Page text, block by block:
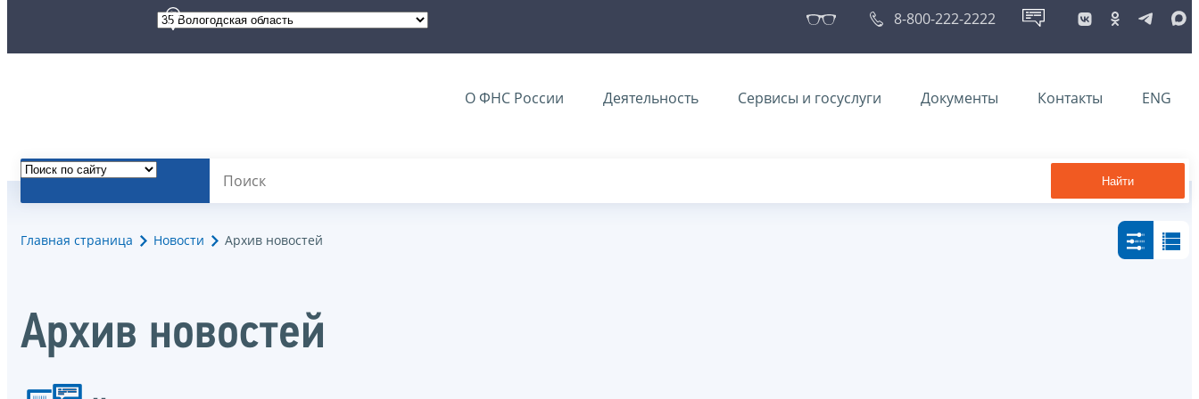
8-800-222-2222
О ФНС России Деятельность Сервисы и госуслуги Документы Контакты ENG
Найти
Главная страница Новости Архив новостей
Архив новостей